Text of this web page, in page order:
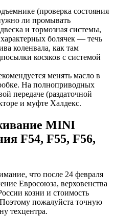
(проверка состояния
ли промывать
и тормозная системы,
болячек — течь
коленвала, как там
косяков с системой
менять масло в
На полноприводных
передаче (раздаточной
и муфте Халдекс.
MINI
F54, F55, F56,
что после 24 февраля
Евросоюза, верховенства
козни и стоимость
Поэтому пожалуйста точную
техцентра.